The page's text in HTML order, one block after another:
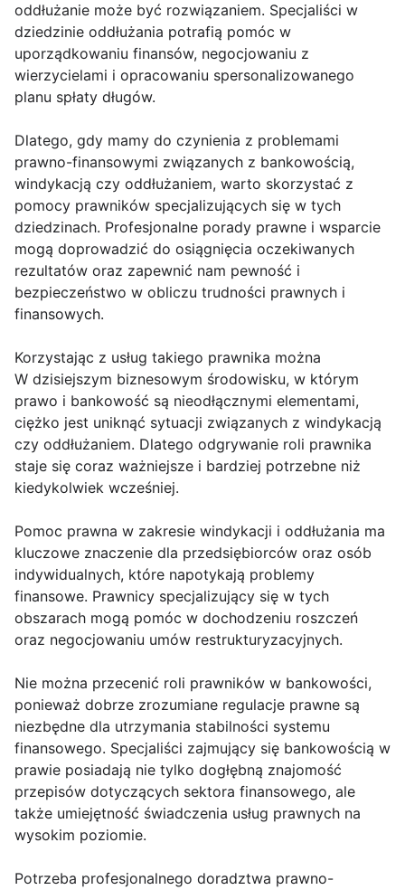
oddłużanie może być rozwiązaniem. Specjaliści w
dziedzinie oddłużania potrafią pomóc w
uporządkowaniu finansów, negocjowaniu z
wierzycielami i opracowaniu spersonalizowanego
planu spłaty długów.
Dlatego, gdy mamy do czynienia z problemami
prawno-finansowymi związanych z bankowością,
windykacją czy oddłużaniem, warto skorzystać z
pomocy prawników specjalizujących się w tych
dziedzinach. Profesjonalne porady prawne i wsparcie
mogą doprowadzić do osiągnięcia oczekiwanych
rezultatów oraz zapewnić nam pewność i
bezpieczeństwo w obliczu trudności prawnych i
finansowych.
Korzystając z usług takiego prawnika można
W dzisiejszym biznesowym środowisku, w którym
prawo i bankowość są nieodłącznymi elementami,
ciężko jest uniknąć sytuacji związanych z windykacją
czy oddłużaniem. Dlatego odgrywanie roli prawnika
staje się coraz ważniejsze i bardziej potrzebne niż
kiedykolwiek wcześniej.
Pomoc prawna w zakresie windykacji i oddłużania ma
kluczowe znaczenie dla przedsiębiorców oraz osób
indywidualnych, które napotykają problemy
finansowe. Prawnicy specjalizujący się w tych
obszarach mogą pomóc w dochodzeniu roszczeń
oraz negocjowaniu umów restrukturyzacyjnych.
Nie można przecenić roli prawników w bankowości,
ponieważ dobrze zrozumiane regulacje prawne są
niezbędne dla utrzymania stabilności systemu
finansowego. Specjaliści zajmujący się bankowością w
prawie posiadają nie tylko dogłębną znajomość
przepisów dotyczących sektora finansowego, ale
także umiejętność świadczenia usług prawnych na
wysokim poziomie.
Potrzeba profesjonalnego doradztwa prawno-